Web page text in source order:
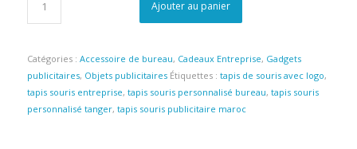
Ajouter au panier
Catégories : Accessoire de bureau, Cadeaux Entreprise, Gadgets
publicitaires, Objets publicitaires Étiquettes : tapis de souris avec logo,
tapis souris entreprise, tapis souris personnalisé bureau, tapis souris
personnalisé tanger, tapis souris publicitaire maroc